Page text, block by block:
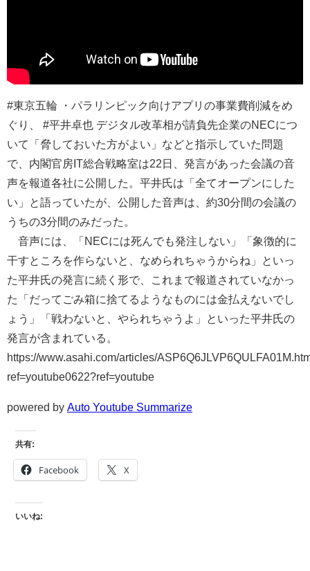
#東京五輪 ・パラリンピック向けアプリの事業費削減をめ
ぐり、 #平井卓也 デジタル改革相が請負先企業のNECにつ
いて「脅しておいた方がよい」などと指示していた問題
で、内閣官房IT総合戦略室は22日、発言があった会議の音
声を報道各社に公開した。平井氏は「全てオープンにした
い」と語っていたが、公開した音声は、約30分間の会議の
うちの3分間のみだった。
音声には、「NECには死んでも発注しない」「象徴的に
干すところを作らないと、なめられちゃうからね」といっ
た平井氏の発言に続く形で、これまで報道されていなかっ
た「だってごみ箱に捨てるようなものには金払えないでし
ょう」「戦わないと、やられちゃうよ」といった平井氏の
発言が含まれている。
https://www.asahi.com/articles/
ref=youtube0622?ref=youtube
powered by Auto Youtube Summarize
共有:
Facebook X
いいね: